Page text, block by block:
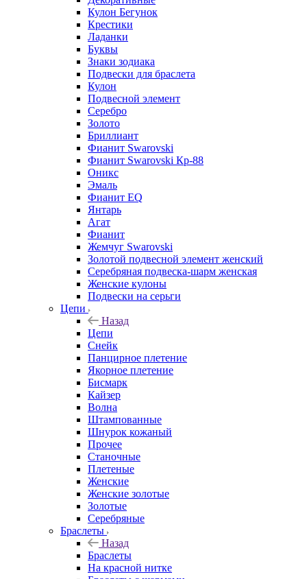
Кулон Бегунок
Крестики
Ладанки
Буквы
Знаки зодиака
Подвески для браслета
Кулон
Подвесной элемент
Серебро
Золото
Бриллиант
Фианит Swarovski
Фианит Swarovski Кр-88
Оникс
Эмаль
Фианит EQ
Янтарь
Агат
Фианит
Жемчуг Swarovski
Золотой подвесной элемент женcкий
Серебряная подвеска-шарм женская
Женские кулоны
Подвески на серьги
Цепи
Назад
Цепи
Снейк
Панцирное плетение
Якорное плетение
Бисмарк
Кайзер
Волна
Штампованные
Шнурок кожаный
Прочее
Станочные
Плетеные
Женские
Женские золотые
Золотые
Серебряные
Браслеты
Назад
Браслеты
На красной нитке